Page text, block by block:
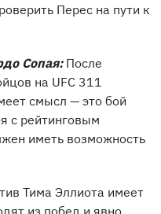
Перес на пути к
Сопая:После
на UFC 311
смысл — это бой
с рейтинговым
иметь возможность
Тима Эллиота имеет
из побед и явно